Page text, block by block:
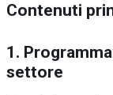
Contenuti
1.
settore